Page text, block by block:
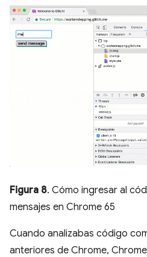
Figura 8. Cómo ingresar al
mensajes en Chrome 65
Cuando analizabas código
anteriores de Chrome,